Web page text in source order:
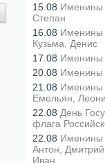
15.08 Именины
Степан
16.08 Именины
Кузьма, Денис
17.08 Именины
20.08
21.08 Именины
Емельян,
22.08 День
флага
22.08 Именины
Антон,
Иван